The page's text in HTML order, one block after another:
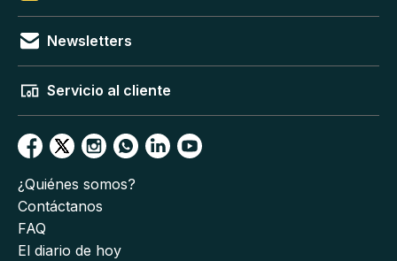
Newsletters
Servicio al cliente
¿Quiénes somos?
Contáctanos
FAQ
El diario de hoy